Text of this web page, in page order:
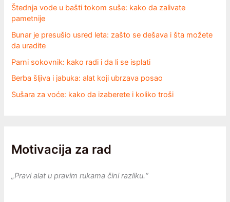
Štednja vode u bašti tokom suše: kako da zalivate
pametnije
Bunar je presušio usred leta: zašto se dešava i šta možete
da uradite
Parni sokovnik: kako radi i da li se isplati
Berba šljiva i jabuka: alat koji ubrzava posao
Sušara za voće: kako da izaberete i koliko troši
Motivacija za rad
„Pravi alat u pravim rukama čini razliku.“